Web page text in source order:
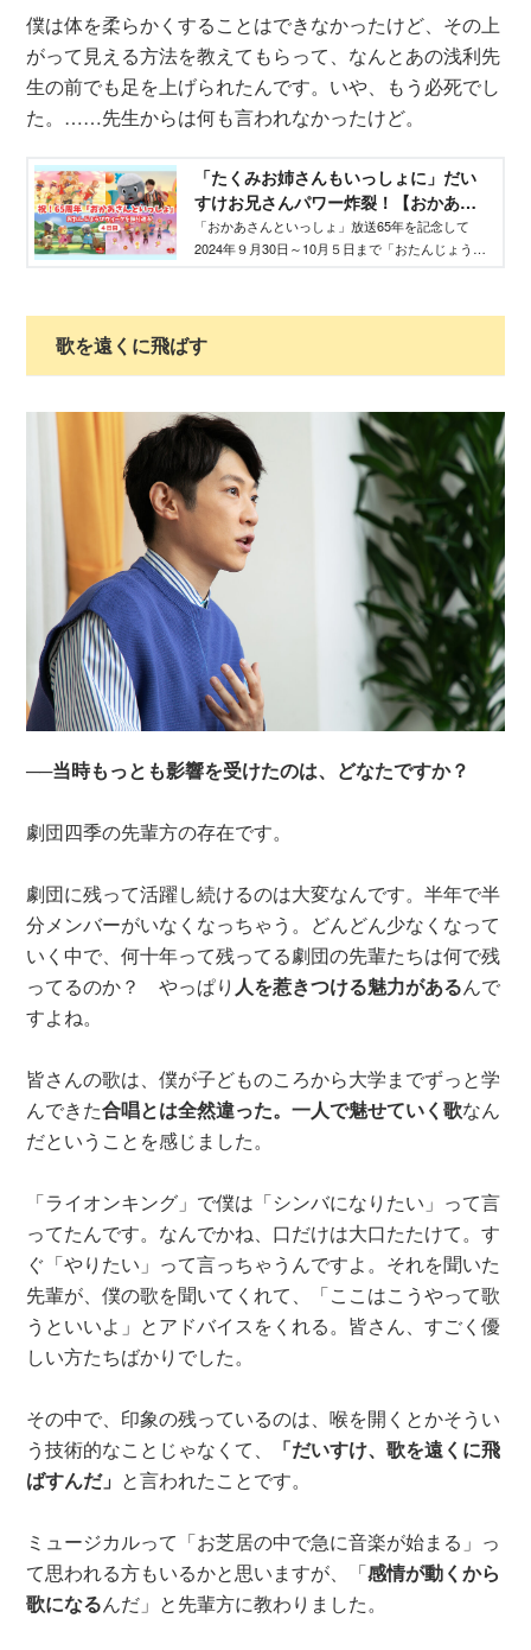
僕は体を柔らかくすることはできなかったけど、その上
がって見える方法を教えてもらって、なんとあの浅利先
生の前でも足を上げられたんです。いや、もう必死でし
た。……先生からは何も言われなかったけど。
「たくみお姉さんもいっしょに」だい
すけお兄さんパワー炸裂！【おかあさ
んといっしょ65周年】 - WEB げんき｜
講談社
「おかあさんといっしょ」放送65年を記念して
2024年９月30日～10月５日まで「おたんじょうび
ムテ吉が登場！ 懐かしい写真とともに番組の内
容を振り返ります。
歌を遠くに飛ばす
──当時もっとも影響を受けたのは、どなたですか？
劇団四季の先輩方の存在です。
劇団に残って活躍し続けるのは大変なんです。半年で半
分メンバーがいなくなっちゃう。どんどん少なくなって
いく中で、何十年って残ってる劇団の先輩たちは何で残
ってるのか？ やっぱり 人を惹きつける魅力があるんで
すよね。
皆さんの歌は、僕が子どものころから大学までずっと学
んできた合唱とは全然違った。一人で魅せていく歌なん
だということを感じました。
「ライオンキング」で僕は「シンバになりたい」って言
ってたんです。なんでかね、口だけは大口たたけて。す
ぐ「やりたい」って言っちゃうんですよ。それを聞いた
先輩が、僕の歌を聞いてくれて、「ここはこうやって歌
うといいよ」とアドバイスをくれる。皆さん、すごく優
しい方たちばかりでした。
その中で、印象の残っているのは、喉を開くとかそうい
う技術的なことじゃなくて、
「だいすけ、歌を遠くに飛
ばすんだ」 と言われたことです。
ミュージカルって「お芝居の中で急に音楽が始まる」っ
て思われる方もいるかと思いますが、「感情が動くから
歌になるんだ」と先輩方に教わりました。